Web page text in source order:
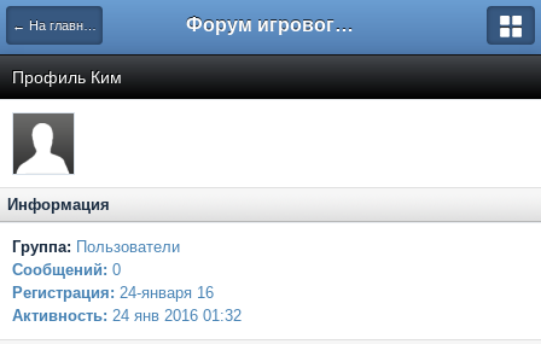
← На главную Форум игрового проекта Riverrise
Профиль Ким
Информация
Группа: Пользователи
Сообщений: 0
Регистрация: 24-января 16
Активность: 24 янв 2016 01:32